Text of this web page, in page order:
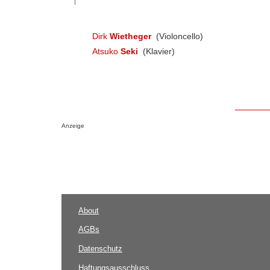
Dirk Wietheger (Violoncello)
Atsuko Seki (Klavier)
Anzeige
About
AGBs
Datenschutz
Haftungsausschluss